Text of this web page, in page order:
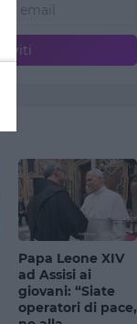
Papa Leone XIV
ad Assisi ai
giovani: “Siate
operatori di pace,